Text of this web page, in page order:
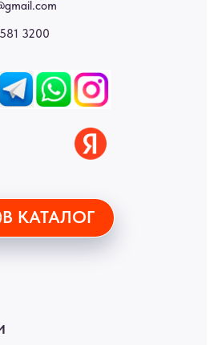
Новосибирск, Нижний
Воронеж, Краснодар,
Алматы, Астана, Павлодар,